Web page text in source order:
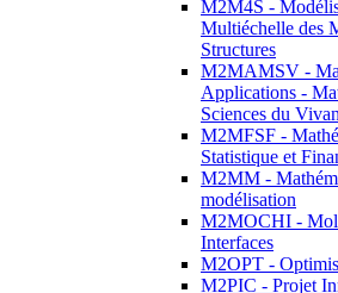
M2M4S -
Multiéchelle des
Structures
M2MAMSV -
Applications -
Sciences du
M2MFSF -
Statistique et
M2MM -
modélisation
M2MOCHI -
Interfaces
M2OPT -
M2PIC - Projet